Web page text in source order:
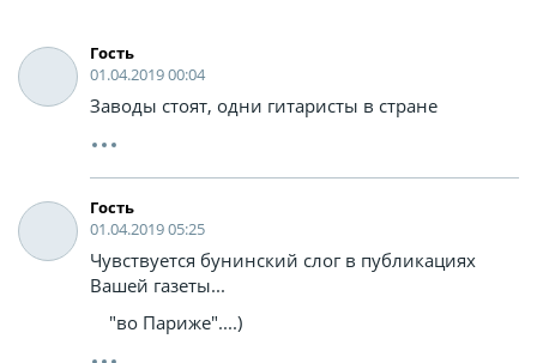
Гость
01.04.2019 00:04
Заводы стоят, одни гитаристы в стране
Гость
01.04.2019 05:25
Чувствуется бунинский слог в публикациях
Вашей газеты...
"во Париже"....)